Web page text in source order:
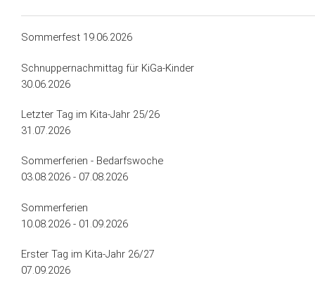
Sommerfest 19.06.2026
Schnuppernachmittag für KiGa-Kinder
30.06.2026
Letzter Tag im Kita-Jahr 25/26
31.07.2026
Sommerferien - Bedarfswoche
03.08.2026 - 07.08.2026
Sommerferien
10.08.2026 - 01.09.2026
Erster Tag im Kita-Jahr 26/27
07.09.2026